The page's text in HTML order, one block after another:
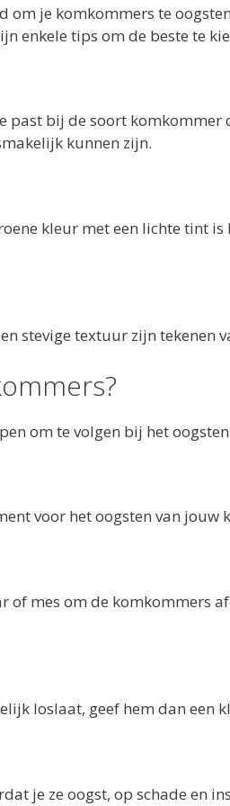
om je komkommers te
enkele tips om de beste te
past bij de soort
kunnen zijn.
kleur met een lichte tint
stevige textuur zijn tekenen
om te volgen bij het
voor het oogsten van jouw
of mes om de komkommers
loslaat, geef hem dan een
je ze oogst, op schade en